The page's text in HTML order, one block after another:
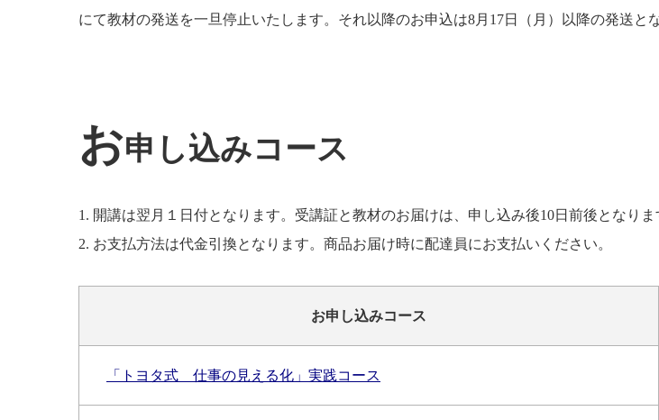
にて教材の発送を一旦停止いたします。それ以降のお申込は8月17日（月）以降の発送と
お申し込みコース
1. 開講は翌月１日付となります。受講証と教材のお届けは、申し込み後10日前後となりま
2. お支払方法は代金引換となります。商品お届け時に配達員にお支払いください。
お申し込みコース
「トヨタ式 仕事の見える化」実践コース